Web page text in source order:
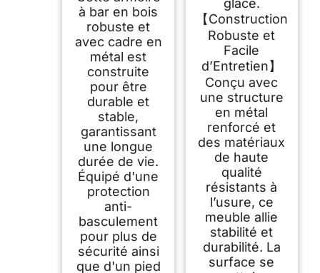
à bar en bois
robuste et
avec cadre en
métal est
construite
pour être
durable et
stable,
garantissant
une longue
durée de vie.
Équipé d'une
protection
anti-
basculement
pour plus de
sécurité ainsi
que d'un pied
glace.
【Construction
Robuste et
Facile
d’Entretien】
Conçu avec
une structure
en métal
renforcé et
des matériaux
de haute
qualité
résistants à
l’usure, ce
meuble allie
stabilité et
durabilité. La
surface se